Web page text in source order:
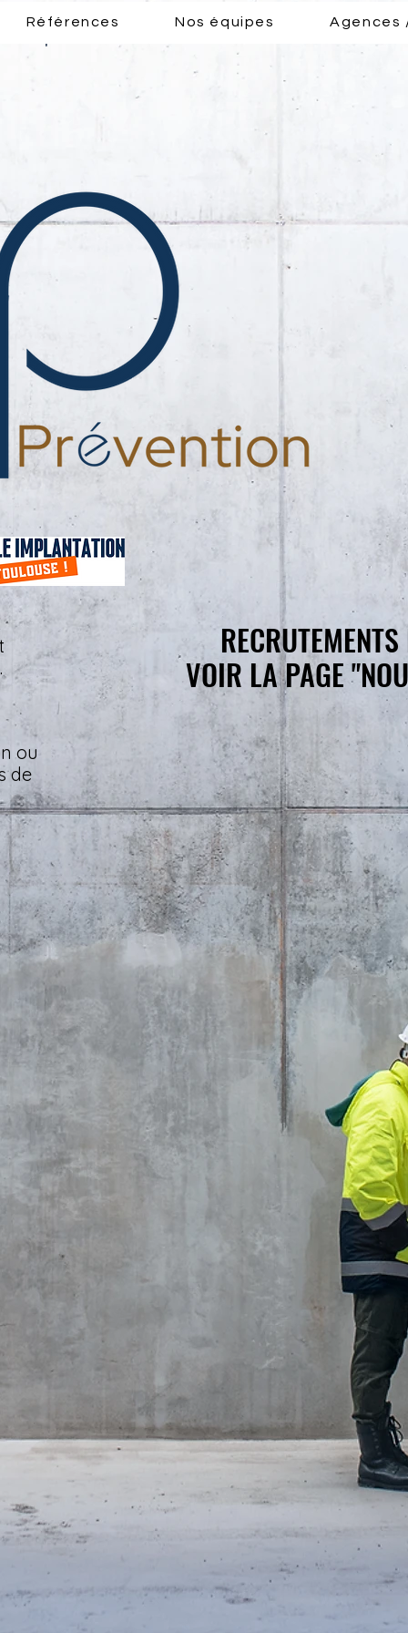
Références Nos équipes Agences
ou
de
VOIR LA PAGE
VOIR LA PAGE